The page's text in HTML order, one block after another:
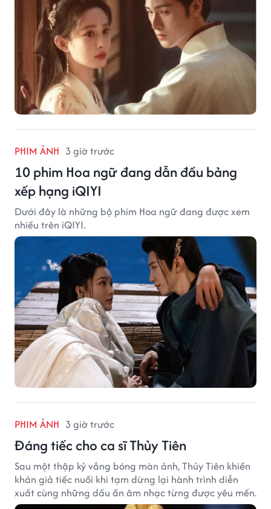
PHIM ẢNH 3 giờ trước
10 phim Hoa ngữ đang dẫn đầu bảng
xếp hạng iQIYI
Dưới đây là những bộ phim Hoa ngữ đang được xem
nhiều trên iQIYI.
PHIM ẢNH 3 giờ trước
Đáng tiếc cho ca sĩ Thủy Tiên
Sau một thập kỷ vắng bóng màn ảnh, Thủy Tiên khiến
khán giả tiếc nuối khi tạm dừng lại hành trình diễn
xuất cùng những dấu ấn âm nhạc từng được yêu mến.